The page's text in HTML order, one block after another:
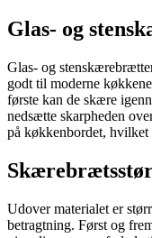
Glas- og
Glas- og
godt til moderne
første kan de skære
nedsætte skarpheden
på køkkenbordet, hvilket
Udover materialet er
betragtning. Først og